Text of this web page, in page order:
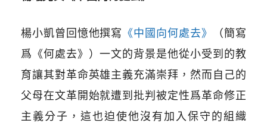
楊小凱曾回憶他撰寫 《中國向何處去》
（簡寫
爲《何處去》）一文的背景是他從小受到的教
育讓其對革命英雄主義充滿崇拜，然而自己的
父母在文革開始就遭到批判被定性爲革命修正
主義分子，這也迫使他沒有加入保守的組織